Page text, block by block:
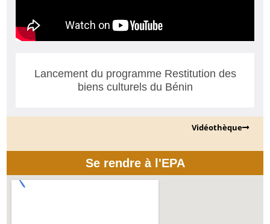
Lancement du programme Restitution des
biens culturels du Bénin
Vidéothèque
Se rendre à l'EPA